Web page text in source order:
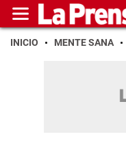
INICIO MENTE SANA